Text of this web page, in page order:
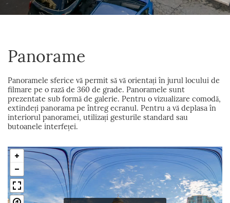
Panorame
Panoramele sferice vă permit să vă orientați în jurul locului de
filmare pe o rază de 360 de grade. Panoramele sunt
prezentate sub formă de galerie. Pentru o vizualizare comodă,
extindeți panorama pe întreg ecranul. Pentru a vă deplasa în
interiorul panoramei, utilizați gesturile standard sau
butoanele interfeței.